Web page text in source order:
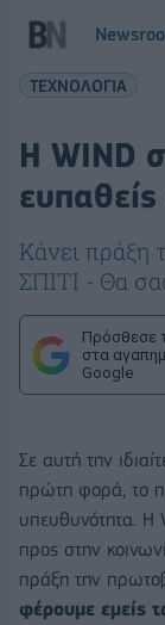
ΤΕΧΝΟΛΟΓΙΑ
H WIND
Kάνει
ΣΠΙΤΙ - Θα
Πρόσθεσε
στα
Google
Σε αυτή την
πρώτη φορά, το
υπευθυνότητα. Η
προς στην
πράξη την
φέρουμε εμείς